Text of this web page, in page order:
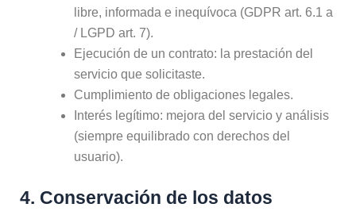
libre, informada e inequívoca (GDPR art. 6.1 a
/ LGPD art. 7).
Ejecución de un contrato: la prestación del
servicio que solicitaste.
Cumplimiento de obligaciones legales.
Interés legítimo: mejora del servicio y análisis
(siempre equilibrado con derechos del
usuario).
4. Conservación de los datos